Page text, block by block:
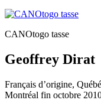
CANOtogo tasse
Geoffrey Dirat
Français d’origine,
Montréal fin octobre